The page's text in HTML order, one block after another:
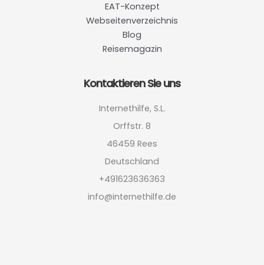
EAT-Konzept
Webseitenverzeichnis
Blog
Reisemagazin
Kontaktieren Sie uns
Internethilfe, S.L.
Orffstr. 8
46459 Rees
Deutschland
+491623636363
info@internethilfe.de